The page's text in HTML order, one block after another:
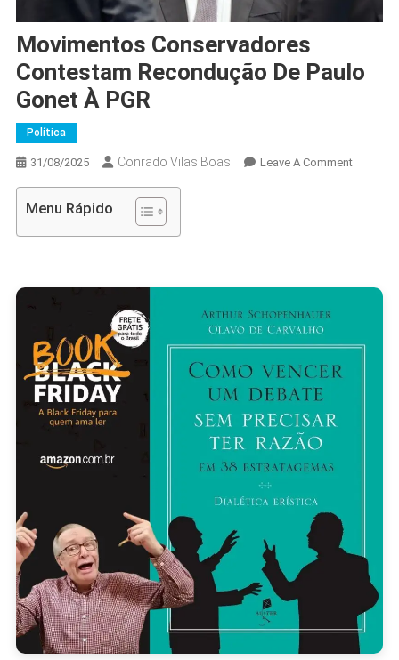
Movimentos Conservadores
Contestam Recondução De Paulo
Gonet À PGR
Política
31/08/2025 Conrado Vilas Boas Leave A CommentOn
PGR
Menu Rápido